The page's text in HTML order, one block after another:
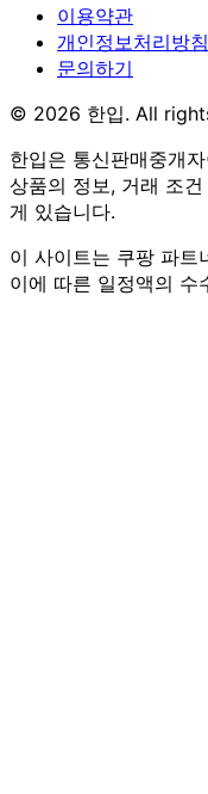
이용약관
개인정보처리방침
문의하기
© 2026 한입. All
한입은 통신판매중개
상품의 정보, 거래 조
게 있습니다.
이 사이트는 쿠팡 파트
이에 따른 일정액의 수